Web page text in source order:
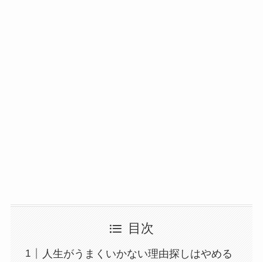
目次
人生がうまくいかない理由探しはやめる